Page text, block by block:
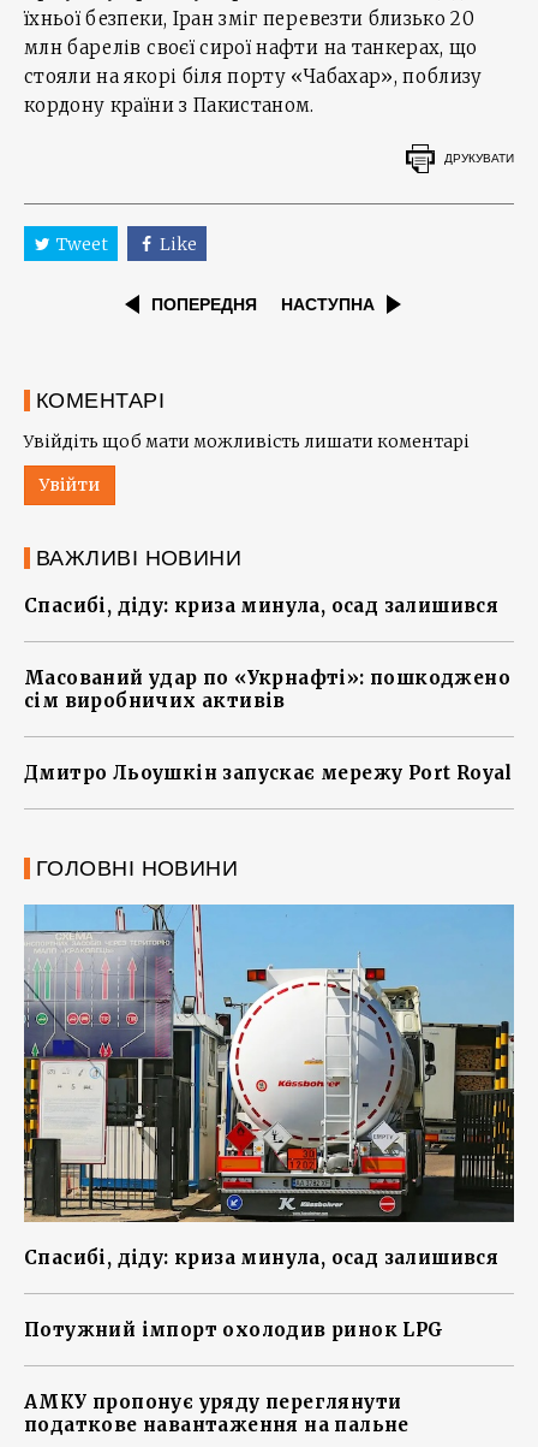
їхньої безпеки, Іран зміг перевезти близько 20
млн барелів своєї сирої нафти на танкерах, що
стояли на якорі біля порту «Чабахар», поблизу
кордону країни з Пакистаном.
ДРУКУВАТИ
Tweet Like
ПОПЕРЕДНЯ НАСТУПНА
КОМЕНТАРІ
Увійдіть щоб мати можливість лишати коментарі
Увійти
ВАЖЛИВІ НОВИНИ
Спасибі, діду: криза минула, осад залишився
Масований удар по «Укрнафті»: пошкоджено
сім виробничих активів
Дмитро Льоушкін запускає мережу Port Royal
ГОЛОВНІ НОВИНИ
Спасибі, діду: криза минула, осад залишився
Потужний імпорт охолодив ринок LPG
АМКУ пропонує уряду переглянути
податкове навантаження на пальне